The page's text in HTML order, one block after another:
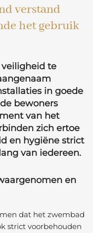
verstand
het gebruik
te
in goede
bewoners
van het
zich ertoe
en hygiëne strict
van iedereen.
en
dat het zwembad
strict voorbehouden